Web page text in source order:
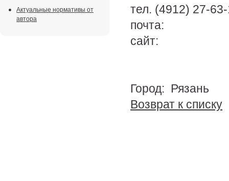
тел. (4912) 27-
почта:
сайт:
Город: Рязань
Возврат к списку
Актуальные нормативы от
автора